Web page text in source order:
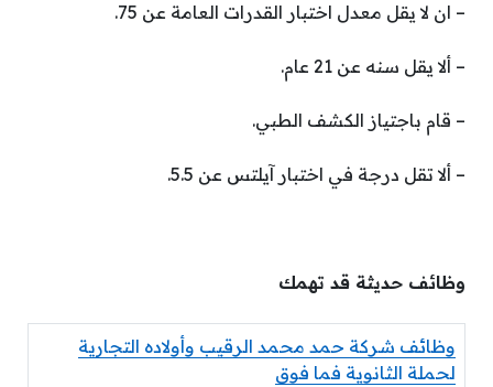
– ان لا يقل معدل اختبار القدرات العامة عن 75.
– ألا يقل سنه عن 21 عام.
– قام باجتياز الكشف الطبي.
– ألا تقل درجة في اختبار آيلتس عن 5.5.
وظائف حديثة قد تهمك
وظائف شركة حمد محمد الرقيب وأولاده التجارية
لحملة الثانوية فما فوق